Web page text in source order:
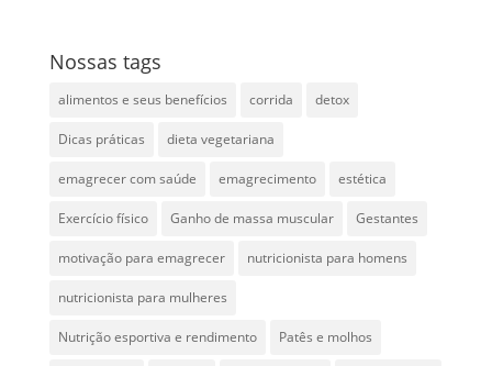
Nossas tags
alimentos e seus benefícios corrida detox
Dicas práticas dieta vegetariana
emagrecer com saúde emagrecimento estética
Exercício físico Ganho de massa muscular Gestantes
motivação para emagrecer nutricionista para homens
nutricionista para mulheres
Nutrição esportiva e rendimento Patês e molhos